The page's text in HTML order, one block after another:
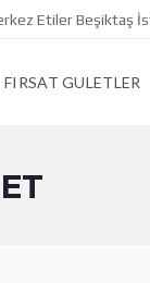
Etiler Beşiktaş
FIRSAT GULETLER